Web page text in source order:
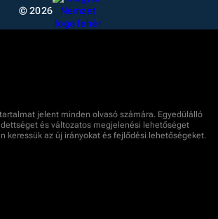
© 2026
jelent minden olvasó számára. Egyedülálló
és változatos megjelenési lehetőséget
keressük az új irányokat és fejlődési lehetőségeket.